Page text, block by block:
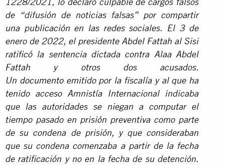
1228/2021, lo declaró culpable de cargos falsos
de “difusión de noticias falsas” por compartir
una publicación en las redes sociales. El 3 de
enero de 2022, el presidente Abdel Fattah al Sisi
ratificó la sentencia dictada contra Alaa Abdel
Fattah y otros dos acusados.
Un documentoemitido por la fiscalía y al que ha
tenido acceso Amnistía Internacional indicaba
que las autoridades se niegan a computar el
tiempo pasado en prisión preventiva como parte
de su condena de prisión, y que consideraban
que su condena comenzaba a partir de la fecha
de ratificación y no en la fecha de su detención.